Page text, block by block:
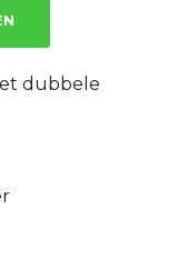
dubbele